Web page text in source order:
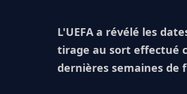
L'UEFA a révélé les
tirage au sort effectué
dernières semaines de